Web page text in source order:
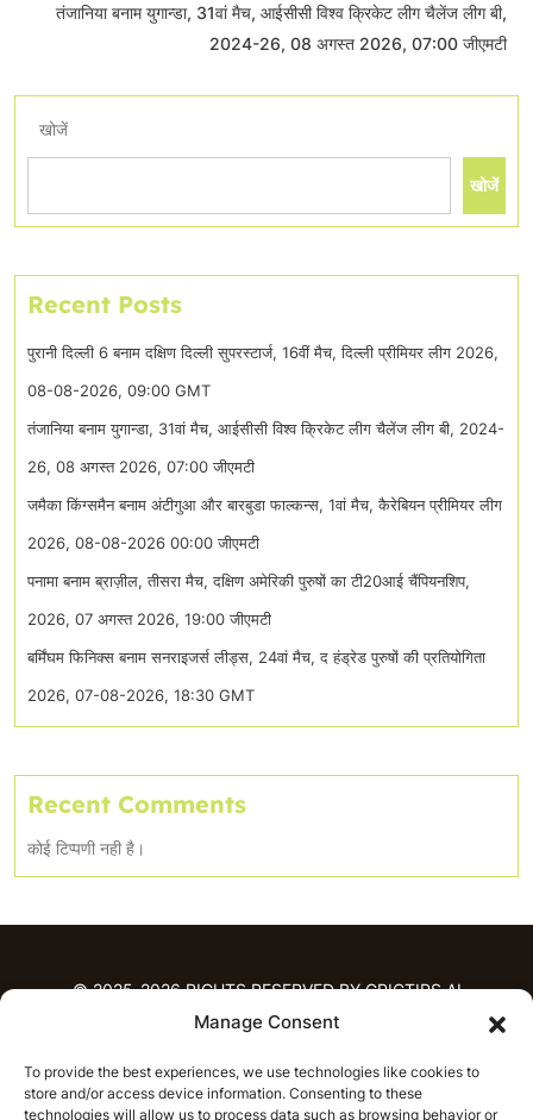
Manage Consent
To provide the best experiences, we use technologies like cookies to
store and/or access device information. Consenting to these
technologies will allow us to process data such as browsing behavior or
तंजानिया बनाम युगान्डा, 31वां मैच, आईसीसी विश्व क्रिकेट लीग चैलेंज लीग बी,
2024-26, 08 अगस्त 2026, 07:00 जीएमटी
खोजें
खोजें
Recent Posts
पुरानी दिल्ली 6 बनाम दक्षिण दिल्ली सुपरस्टार्ज, 16वीं मैच, दिल्ली प्रीमियर लीग 2026,
08-08-2026, 09:00 GMT
तंजानिया बनाम युगान्डा, 31वां मैच, आईसीसी विश्व क्रिकेट लीग चैलेंज लीग बी, 2024-
26, 08 अगस्त 2026, 07:00 जीएमटी
जमैका किंग्समैन बनाम अंटीगुआ और बारबुडा फाल्कन्स, 1वां मैच, कैरेबियन प्रीमियर लीग
2026, 08-08-2026 00:00 जीएमटी
पनामा बनाम ब्राज़ील, तीसरा मैच, दक्षिण अमेरिकी पुरुषों का टी20आई चैंपियनशिप,
2026, 07 अगस्त 2026, 19:00 जीएमटी
बर्मिंघम फिनिक्स बनाम सनराइजर्स लीड्स, 24वां मैच, द हंड्रेड पुरुषों की प्रतियोगिता
2026, 07-08-2026, 18:30 GMT
Recent Comments
कोई टिप्पणी नही है।
© 2025-2026 RIGHTS RESERVED BY CRICTIPS.AI
भविष्यवाणियाँ
आईपीएल भविष्यवाणियाँ
टी20 लीग भविष्यवाणियाँ